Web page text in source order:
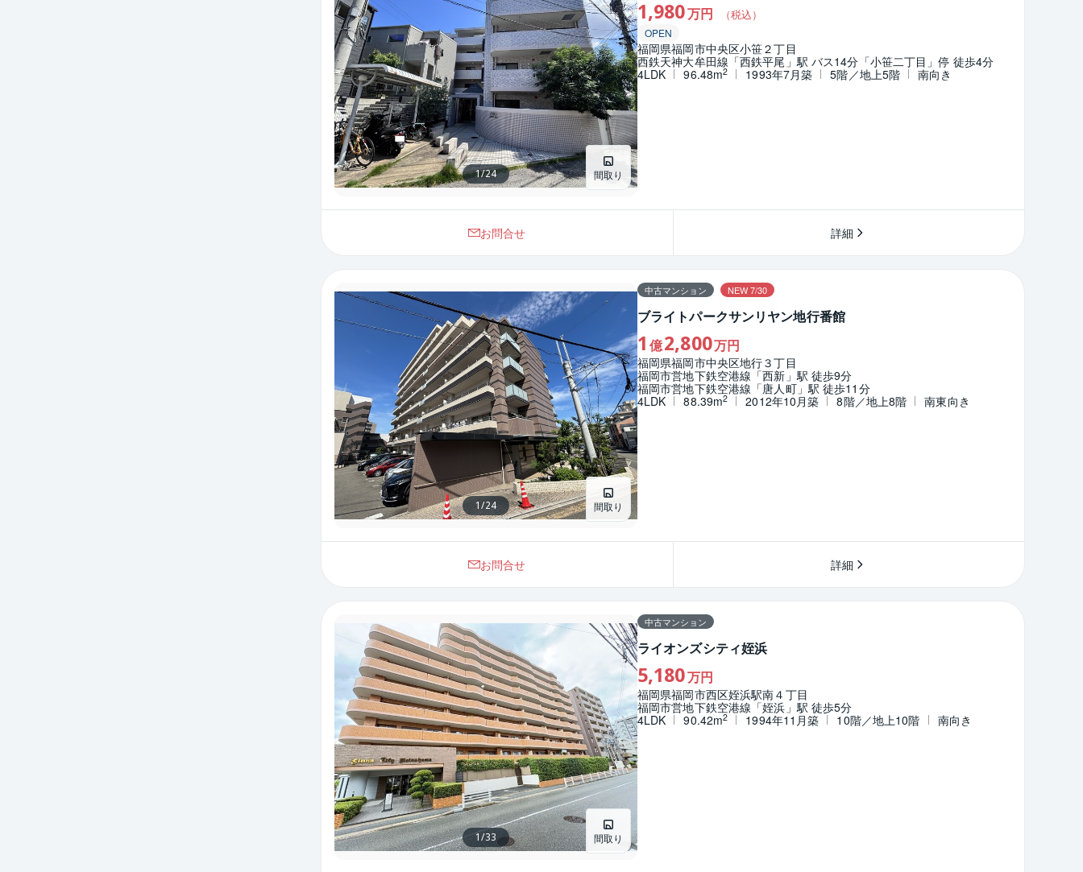
間取り
1/24
1,980万円 （税込）
OPEN
福岡県福岡市中央区小笹２丁目
西鉄天神大牟田線「西鉄平尾」駅 バス14分「小笹二丁目」停 徒歩4分
4LDK
96.48m2 1993年7月築 5階／地上5階 南向き
お問合せ 詳細
間取り
1/24
中古マンション NEW 7/30
ブライトパークサンリヤン地行番館
1 億2,800万円
福岡県福岡市中央区地行３丁目
福岡市営地下鉄空港線「西新」駅 徒歩9分
福岡市営地下鉄空港線「唐人町」駅 徒歩11分
4LDK
88.39m2 2012年10月築 8階／地上8階 南東向き
お問合せ 詳細
間取り
1/33
中古マンション
ライオンズシティ姪浜
5,180万円
福岡県福岡市西区姪浜駅南４丁目
福岡市営地下鉄空港線「姪浜」駅 徒歩5分
4LDK
90.42m2 1994年11月築 10階／地上10階 南向き
絞り込み検索
絞り込み検索
絞り込み検索
絞り込み検索